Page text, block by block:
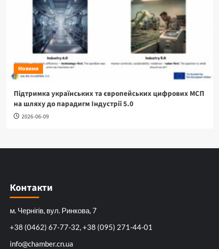
Новини
Підтримка українських та європейських цифрових МСП
на шляху до парадигм Індустрії 5.0
2026-06-09
Контакти
м. Чернігів, вул. Ринкова, 7
+38 (0462) 67-77-32, +38 (095) 271-44-01
info@chamber.cn.ua